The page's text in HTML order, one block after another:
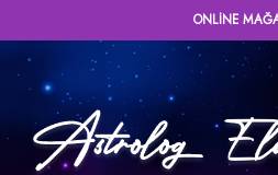
atla
ONLINE